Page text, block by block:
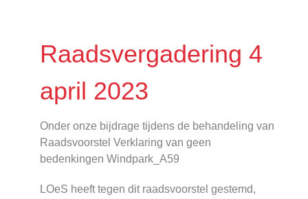
Raadsvergadering 4
april 2023
Onder onze bijdrage tijdens de behandeling van
Raadsvoorstel Verklaring van geen
bedenkingen Windpark_A59
LOeS heeft tegen dit raadsvoorstel gestemd,